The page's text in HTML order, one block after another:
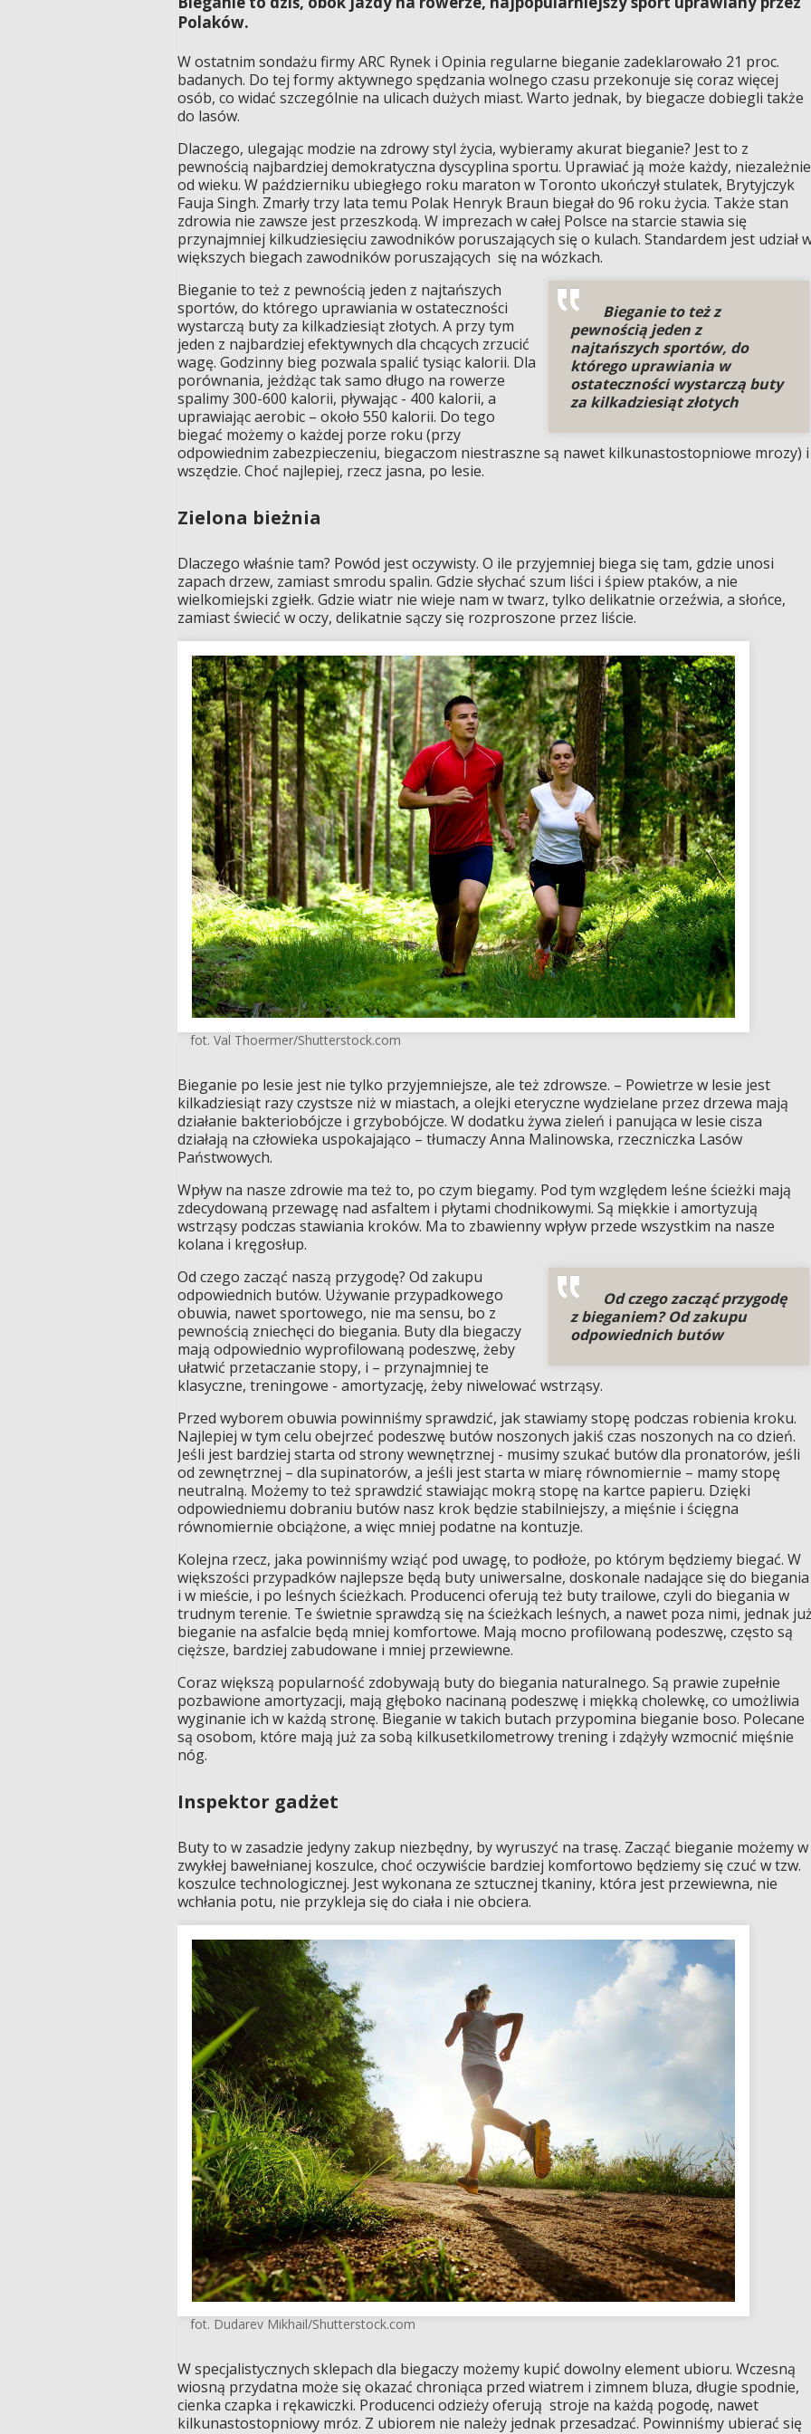
Polaków.
W ostatnim sondażu firmy ARC Rynek i Opinia regularne bieganie zadeklarowało 21 proc.
badanych. Do tej formy aktywnego spędzania wolnego czasu przekonuje się coraz więcej
osób, co widać szczególnie na ulicach dużych miast. Warto jednak, by biegacze dobiegli także
do lasów.
Dlaczego, ulegając modzie na zdrowy styl życia, wybieramy akurat bieganie? Jest to z
pewnością najbardziej demokratyczna dyscyplina sportu. Uprawiać ją może każdy, niezależnie
od wieku. W październiku ubiegłego roku maraton w Toronto ukończył stulatek, Brytyjczyk
Fauja Singh. Zmarły trzy lata temu Polak Henryk Braun biegał do 96 roku życia. Także stan
zdrowia nie zawsze jest przeszkodą. W imprezach w całej Polsce na starcie stawia się
przynajmniej kilkudziesięciu zawodników poruszających się o kulach. Standardem jest udział
większych biegach zawodników poruszających się na wózkach.
Bieganie to też z
pewnością jeden z
najtańszych sportów, do
którego uprawiania w
ostateczności wystarczą buty
za kilkadziesiąt złotych
Bieganie to też z pewnością jeden z najtańszych
sportów, do którego uprawiania w ostateczności
wystarczą buty za kilkadziesiąt złotych. A przy tym
jeden z najbardziej efektywnych dla chcących zrzucić
wagę. Godzinny bieg pozwala spalić tysiąc kalorii. Dla
porównania, jeżdżąc tak samo długo na rowerze
spalimy 300-600 kalorii, pływając - 400 kalorii, a
uprawiając aerobic – około 550 kalorii. Do tego
biegać możemy o każdej porze roku (przy
odpowiednim zabezpieczeniu, biegaczom niestraszne są nawet kilkunastostopniowe mrozy) i
wszędzie. Choć najlepiej, rzecz jasna, po lesie.
Zielona bieżnia
Dlaczego właśnie tam? Powód jest oczywisty. O ile przyjemniej biega się tam, gdzie unosi
zapach drzew, zamiast smrodu spalin. Gdzie słychać szum liści i śpiew ptaków, a nie
wielkomiejski zgiełk. Gdzie wiatr nie wieje nam w twarz, tylko delikatnie orzeźwia, a słońce,
zamiast świecić w oczy, delikatnie sączy się rozproszone przez liście.
fot. Val Thoermer/Shutterstock.com
Bieganie po lesie jest nie tylko przyjemniejsze, ale też zdrowsze. – Powietrze w lesie jest
kilkadziesiąt razy czystsze niż w miastach, a olejki eteryczne wydzielane przez drzewa mają
działanie bakteriobójcze i grzybobójcze. W dodatku żywa zieleń i panująca w lesie cisza
działają na człowieka uspokajająco – tłumaczy Anna Malinowska, rzeczniczka Lasów
Państwowych.
Wpływ na nasze zdrowie ma też to, po czym biegamy. Pod tym względem leśne ścieżki mają
zdecydowaną przewagę nad asfaltem i płytami chodnikowymi. Są miękkie i amortyzują
wstrząsy podczas stawiania kroków. Ma to zbawienny wpływ przede wszystkim na nasze
kolana i kręgosłup.
Od czego zacząć przygodę
z bieganiem? Od zakupu
odpowiednich butów
Od czego zacząć naszą przygodę? Od zakupu
odpowiednich butów. Używanie przypadkowego
obuwia, nawet sportowego, nie ma sensu, bo z
pewnością zniechęci do biegania. Buty dla biegaczy
mają odpowiednio wyprofilowaną podeszwę, żeby
ułatwić przetaczanie stopy, i – przynajmniej te
klasyczne, treningowe - amortyzację, żeby niwelować wstrząsy.
Przed wyborem obuwia powinniśmy sprawdzić, jak stawiamy stopę podczas robienia kroku.
Najlepiej w tym celu obejrzeć podeszwę butów noszonych jakiś czas noszonych na co dzień.
Jeśli jest bardziej starta od strony wewnętrznej - musimy szukać butów dla pronatorów, jeśli
od zewnętrznej – dla supinatorów, a jeśli jest starta w miarę równomiernie – mamy stopę
neutralną. Możemy to też sprawdzić stawiając mokrą stopę na kartce papieru. Dzięki
odpowiedniemu dobraniu butów nasz krok będzie stabilniejszy, a mięśnie i ścięgna
równomiernie obciążone, a więc mniej podatne na kontuzje.
Kolejna rzecz, jaka powinniśmy wziąć pod uwagę, to podłoże, po którym będziemy biegać. W
większości przypadków najlepsze będą buty uniwersalne, doskonale nadające się do biegania
i w mieście, i po leśnych ścieżkach. Producenci oferują też buty trailowe, czyli do biegania w
trudnym terenie. Te świetnie sprawdzą się na ścieżkach leśnych, a nawet poza nimi, jednak
bieganie na asfalcie będą mniej komfortowe. Mają mocno profilowaną podeszwę, często są
cięższe, bardziej zabudowane i mniej przewiewne.
Coraz większą popularność zdobywają buty do biegania naturalnego. Są prawie zupełnie
pozbawione amortyzacji, mają głęboko nacinaną podeszwę i miękką cholewkę, co umożliwia
wyginanie ich w każdą stronę. Bieganie w takich butach przypomina bieganie boso. Polecane
są osobom, które mają już za sobą kilkusetkilometrowy trening i zdążyły wzmocnić mięśnie
nóg.
Inspektor gadżet
Buty to w zasadzie jedyny zakup niezbędny, by wyruszyć na trasę. Zacząć bieganie możemy w
zwykłej bawełnianej koszulce, choć oczywiście bardziej komfortowo będziemy się czuć w tzw.
koszulce technologicznej. Jest wykonana ze sztucznej tkaniny, która jest przewiewna, nie
wchłania potu, nie przykleja się do ciała i nie obciera.
fot. Dudarev Mikhail/Shutterstock.com
W specjalistycznych sklepach dla biegaczy możemy kupić dowolny element ubioru. Wczesną
wiosną przydatna może się okazać chroniąca przed wiatrem i zimnem bluza, długie spodnie,
cienka czapka i rękawiczki. Producenci odzieży oferują stroje na każdą pogodę, nawet
kilkunastostopniowy mróz. Z ubiorem nie należy jednak przesadzać. Powinniśmy ubierać się